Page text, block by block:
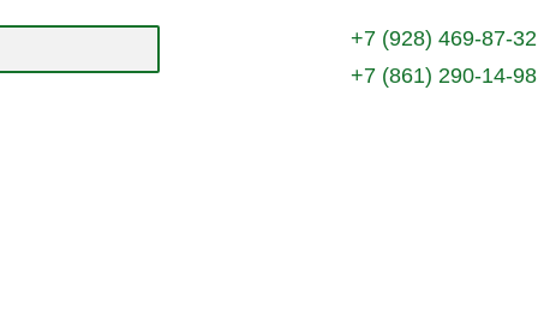
+7 (861) 290-14-98
+7 (928) 469-87-32